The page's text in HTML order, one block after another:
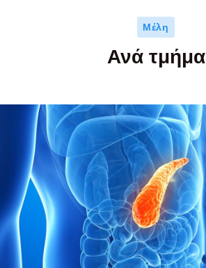
Μέλη
Ανά τμήμα